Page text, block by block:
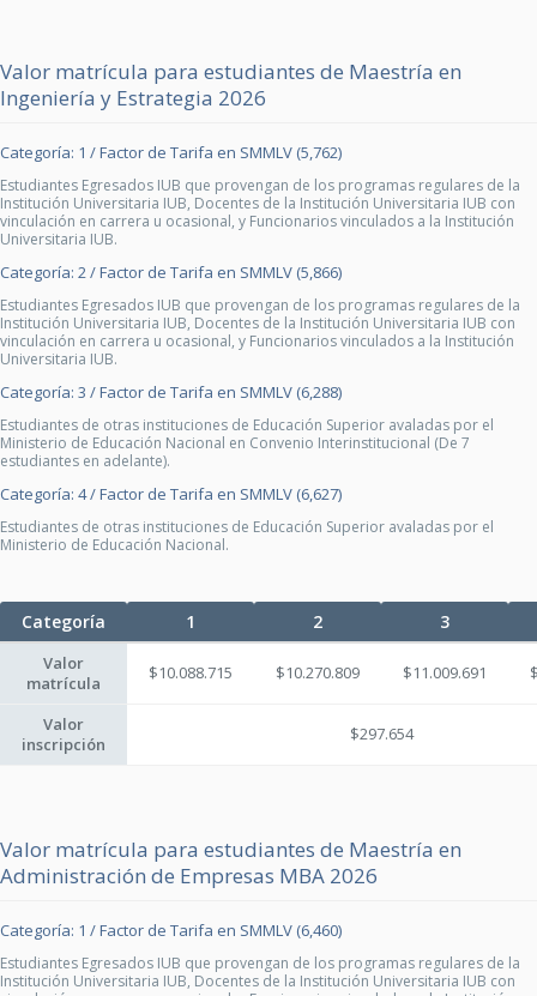
Valor matrícula para estudiantes de Maestría en
Ingeniería y Estrategia 2026
Categoría: 1 / Factor de Tarifa en SMMLV (5,762)
Estudiantes Egresados IUB que provengan de los programas regulares de la
Institución Universitaria IUB, Docentes de la Institución Universitaria IUB con
vinculación en carrera u ocasional, y Funcionarios vinculados a la Institución
Universitaria IUB.
Categoría: 2 / Factor de Tarifa en SMMLV (5,866)
Estudiantes Egresados IUB que provengan de los programas regulares de la
Institución Universitaria IUB, Docentes de la Institución Universitaria IUB con
vinculación en carrera u ocasional, y Funcionarios vinculados a la Institución
Universitaria IUB.
Categoría: 3 / Factor de Tarifa en SMMLV (6,288)
Estudiantes de otras instituciones de Educación Superior avaladas por el
Ministerio de Educación Nacional en Convenio Interinstitucional (De 7
estudiantes en adelante).
Categoría: 4 / Factor de Tarifa en SMMLV (6,627)
Estudiantes de otras instituciones de Educación Superior avaladas por el
Ministerio de Educación Nacional.
Categoría 1 2 3
Valor
matrícula
$10.088.715 $10.270.809 $11.009.691
Valor
inscripción
$297.654
Valor matrícula para estudiantes de Maestría en
Administración de Empresas MBA 2026
Categoría: 1 / Factor de Tarifa en SMMLV (6,460)
Estudiantes Egresados IUB que provengan de los programas regulares de la
Institución Universitaria IUB, Docentes de la Institución Universitaria IUB con